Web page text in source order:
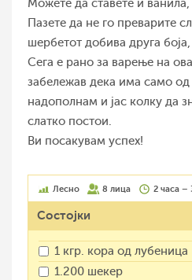
Можете да ставете и
Пазете да не го преварите
шербетот добива друга
Сега е рано за варење на
забележав дека има само
надополнам и јас колку да
слатко постои.
Ви посакувам успех!
Лесно 8 лица 2 часа –
Состојки
1 кгр. кора од лубеница
1.200 шекер